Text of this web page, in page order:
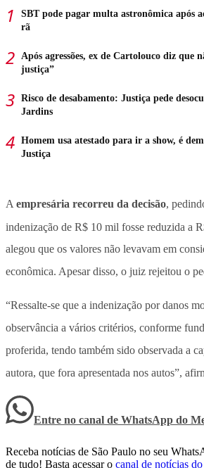
SBT pode pagar multa astronômica após
rã
Após agressões, ex de Cartolouco diz que
justiça”
Risco de desabamento: Justiça pede
Jardins
Homem usa atestado para ir a show, é
Justiça
Aempresária recorreu da decisão,
indenização de R$ 10 mil fosse reduzida a
alegou que os valores não levavam em
econômica. Apesar disso, o juiz rejeitou o
“Ressalte-se que a indenização por danos
observância a vários critérios, conforme
proferida, tendo também sido observada a
autora, que fora apresentada nos autos”,
Entre no canal de WhatsApp do
Receba notícias de São Paulo no seu
de tudo! Basta acessar o canal de notícias